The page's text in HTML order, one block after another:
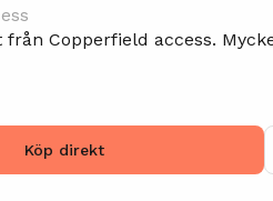
från Copperfield access.
Köp direkt